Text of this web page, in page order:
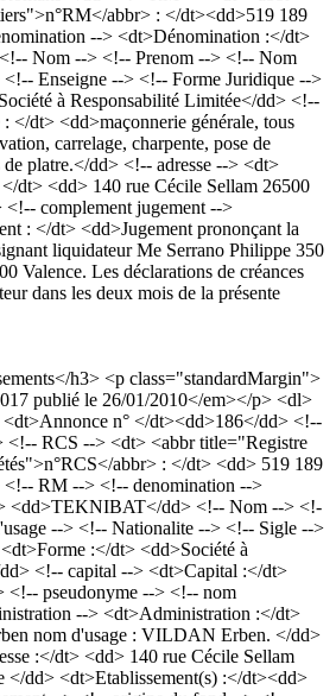
abbr> : </dt><dd>519 189
--> <dt>Dénomination :</dt>
Nom --> <!-- Prenom --> <!-- Nom
Enseigne --> <!-- Forme Juridique -->
à Responsabilité Limitée</dd> <!--
dt> <dd>maçonnerie générale, tous
carrelage, charpente, pose de
de platre.</dd> <!-- adresse --> <dt>
dt> <dd> 140 rue Cécile Sellam 26500
complement jugement -->
: </dt> <dd>Jugement prononçant la
liquidateur Me Serrano Philippe 350
Valence. Les déclarations de créances
dans les deux mois de la présente
h3> <p class="standardMargin">
publié le 26/01/2010</em></p> <dl>
n° </dt><dd>186</dd> <!--
<!-- RCS --> <dt> <abbr title="Registre
abbr> : </dt> <dd> 519 189
<!-- RM --> <!-- denomination -->
<dd>TEKNIBAT</dd> <!-- Nom --> <!-
--> <!-- Nationalite --> <!-- Sigle -->
:</dt> <dd>Société à
<!-- capital --> <dt>Capital :</dt>
<!-- pseudonyme --> <!-- nom
--> <dt>Administration :</dt>
nom d'usage : VILDAN Erben. </dd>
:</dt> <dd> 140 rue Cécile Sellam
</dd> <dt>Etablissement(s) :</dt><dd>